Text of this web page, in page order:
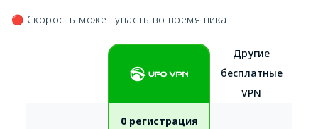
🔴 Скорость может упасть во время пика
0 регистрация
Другие
бесплатные
VPN